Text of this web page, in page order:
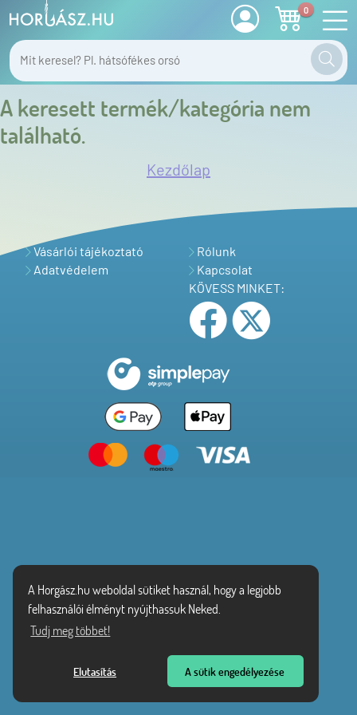
A Horgász.hu weboldal sütiket használ, hogy a legjobb
felhasználói élményt nyújthassuk Neked.
Tudj meg többet!
Elutasítás A sütik engedélyezése
0
A keresett termék/kategória nem
található.
Kezdőlap
Vásárlói tájékoztató
Adatvédelem
Rólunk
Kapcsolat
KÖVESS MINKET: